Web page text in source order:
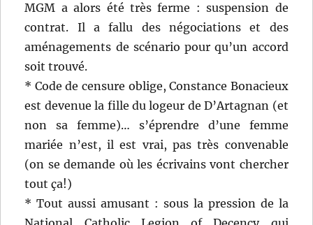
MGM a alors été très ferme : suspension de
contrat. Il a fallu des négociations et des
aménagements de scénario pour qu’un accord
soit trouvé.
* Code de censure oblige, Constance Bonacieux
est devenue la fille du logeur de D’Artagnan (et
non sa femme)… s’éprendre d’une femme
mariée n’est, il est vrai, pas très convenable
(on se demande où les écrivains vont chercher
tout ça!)
* Tout aussi amusant : sous la pression de la